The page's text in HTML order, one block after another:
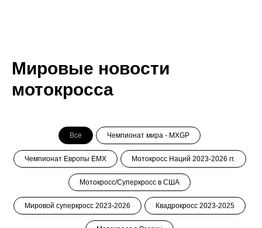
Мировые новости
мотокросса
Все Чемпионат мира - MXGP
Чемпионат Европы ЕМХ Мотокросс Наций 2023-2026 гг.
Мотокросс/Суперкросс в США
Мировой суперкросс 2023-2026 Квадрокросс 2023-2025